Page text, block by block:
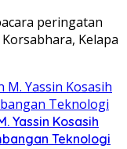
peringatan
Kelapa
Yassin Kosasih
Teknologi